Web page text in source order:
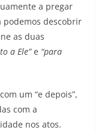
a pregar
podemos descobrir
as duas
a Ele”e “para
um “e depois”,
com a
nos atos.